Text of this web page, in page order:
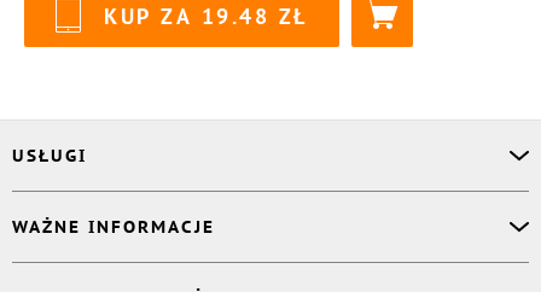
KUP ZA 19.48
USŁUGI
Korektor
Projektant okładki
WAŻNE INFORMACJE